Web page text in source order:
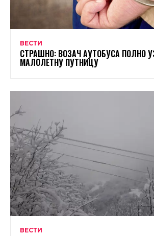
ВЕСТИ
СТРАШНО: ВОЗАЧ АУТОБУСА ПОЛНО
МАЛОЛЕТНУ ПУТНИЦУ
ВЕСТИ